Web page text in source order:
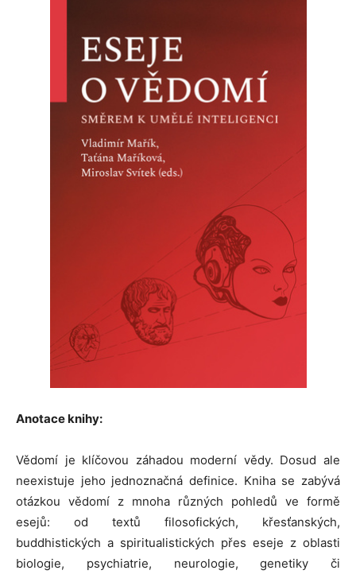
Anotace knihy:
Vědomí je klíčovou záhadou moderní vědy. Dosud ale
neexistuje jeho jednoznačná definice. Kniha se zabývá
otázkou vědomí z mnoha různých pohledů ve formě
esejů: od textů filosofických, křesťanských,
buddhistických a spiritualistických přes eseje z oblasti
biologie, psychiatrie, neurologie, genetiky či